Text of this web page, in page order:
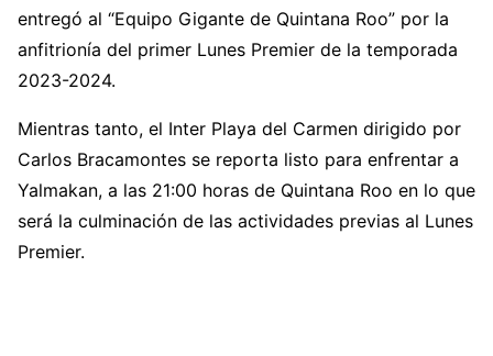
entregó al “Equipo Gigante de Quintana Roo” por la
anfitrionía del primer Lunes Premier de la temporada
2023-2024.
Mientras tanto, el Inter Playa del Carmen dirigido por
Carlos Bracamontes se reporta listo para enfrentar a
Yalmakan, a las 21:00 horas de Quintana Roo en lo que
será la culminación de las actividades previas al Lunes
Premier.